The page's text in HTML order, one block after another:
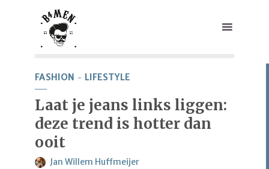
FASHION LIFESTYLE
Laat je jeans links liggen:
deze trend is hotter dan
ooit
Jan Willem Huffmeijer